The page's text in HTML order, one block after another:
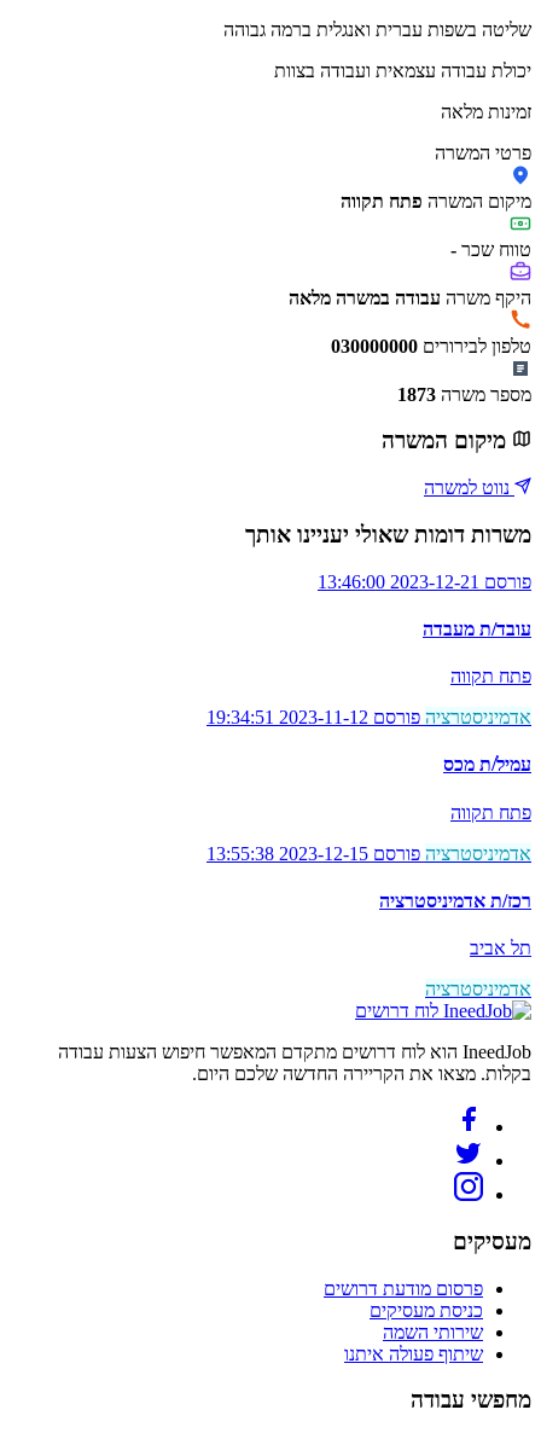
שליטה בשפות עברית ואנגלית ברמה גבוהה
יכולת עבודה עצמאית ועבודה בצוות
זמינות מלאה
פרטי המשרה
מיקום המשרה פתח תקווה
טווח שכר -
היקף משרה עבודה במשרה מלאה
טלפון לבירורים 030000000
מספר משרה 1873
מיקום המשרה
נווט למשרה
משרות דומות שאולי יעניינו אותך
פורסם 2023-12-21 13:46:00
עובד/ת מעבדה
פתח תקווה
אדמיניסטרציה פורסם 2023-11-12 19:34:51
עמיל/ת מכס
פתח תקווה
אדמיניסטרציה פורסם 2023-12-15 13:55:38
רכז/ת אדמיניסטרציה
תל אביב
אדמיניסטרציה
לוח דרושים
IneedJob הוא לוח דרושים מתקדם המאפשר חיפוש הצעות עבודה
בקלות. מצאו את הקריירה החדשה שלכם היום.
מעסיקים
פרסום מודעת דרושים
כניסת מעסיקים
שירותי השמה
שיתוף פעולה איתנו
מחפשי עבודה